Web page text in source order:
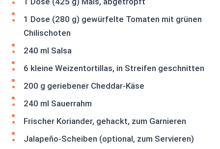
1 Dose (280 g) gewürfelte Tomaten mit grünen
Chilischoten
240 ml Salsa
6 kleine Weizentortillas, in Streifen geschnitten
200 g geriebener Cheddar-Käse
240 ml Sauerrahm
Frischer Koriander, gehackt, zum Garnieren
Jalapeño-Scheiben (optional, zum Servieren)